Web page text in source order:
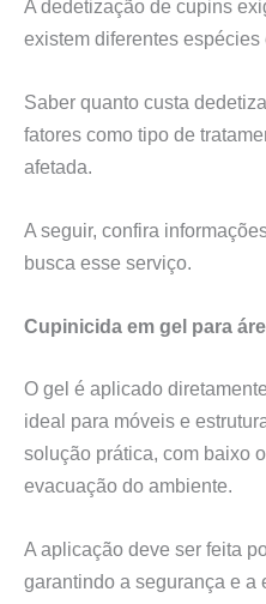
A dedetização de cupins
existem diferentes
Saber quanto custa
fatores como tipo de
afetada.
A seguir, confira
busca esse serviço.
Cupinicida em gel para
O gel é aplicado
ideal para móveis e
solução prática, com baixo
evacuação do ambiente.
A aplicação deve ser feita
garantindo a segurança e a